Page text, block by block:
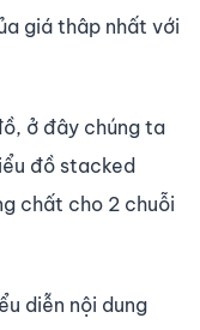
giá thâp nhất với
ở đây chúng ta
đồ stacked
chất cho 2 chuỗi
diễn nội dung